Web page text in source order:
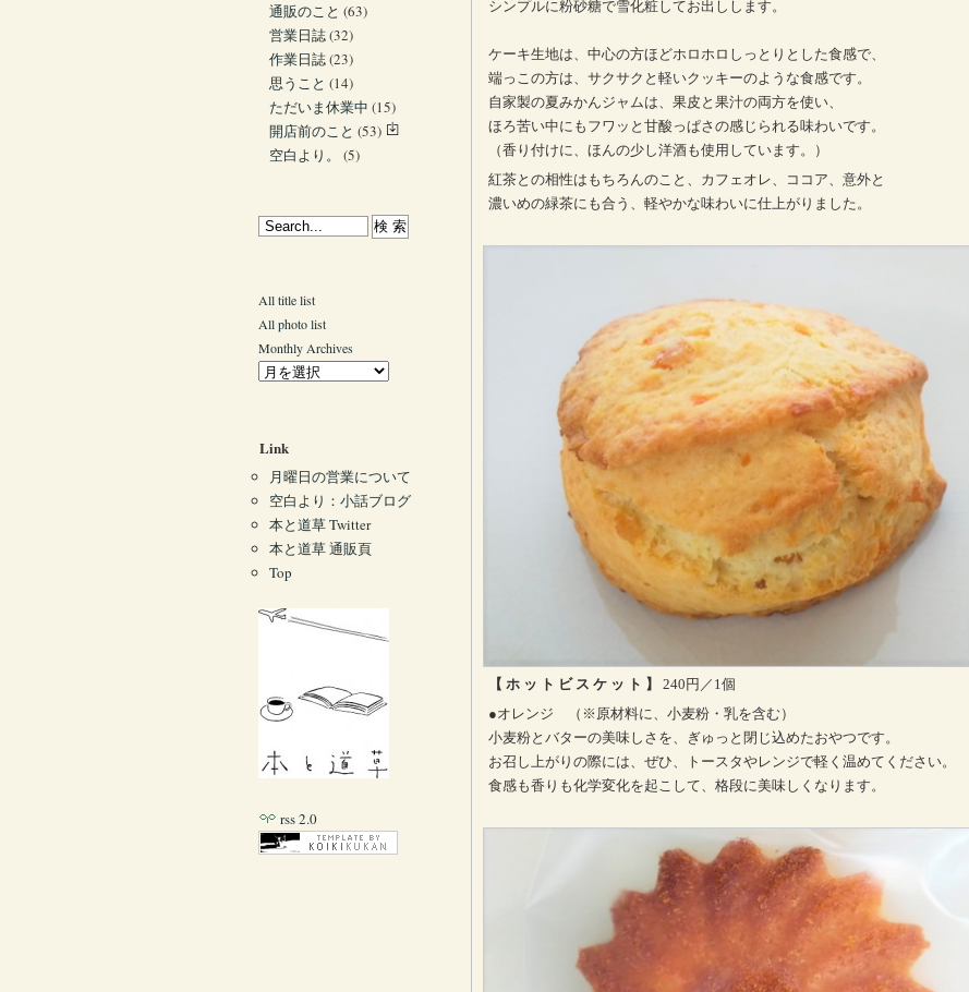
シンプルに粉砂糖で雪化粧してお出しします。
ケーキ生地は、中心の方ほどホロホロしっとりとした食感で、
端っこの方は、サクサクと軽いクッキーのような食感です。
自家製の夏みかんジャムは、果皮と果汁の両方を使い、
ほろ苦い中にもフワッと甘酸っぱさの感じられる味わいです。
（香り付けに、ほんの少し洋酒も使用しています。）
紅茶との相性はもちろんのこと、カフェオレ、ココア、意外と
濃いめの緑茶にも合う、軽やかな味わいに仕上がりました。
【 ホ ッ ト ビ ス ケ ッ ト 】
240円／1個
●オレンジ （※原材料に、小麦粉・乳を含む）
小麦粉とバターの美味しさを、ぎゅっと閉じ込めたおやつです。
お召し上がりの際には、ぜひ、トースタやレンジで軽く温めてください。
食感も香りも化学変化を起こして、格段に美味しくなります。
通販のこと (63)
営業日誌(32)
作業日誌(23)
思うこと (14)
ただいま休業中 (15)
開店前のこと (53)
空白より。
(5)
All title list
All photo list
Monthly Archives
Link
月曜日の営業について
空白より：小話ブログ
本と道草 Twitter
本と道草 通販頁
Top
rss 2.0